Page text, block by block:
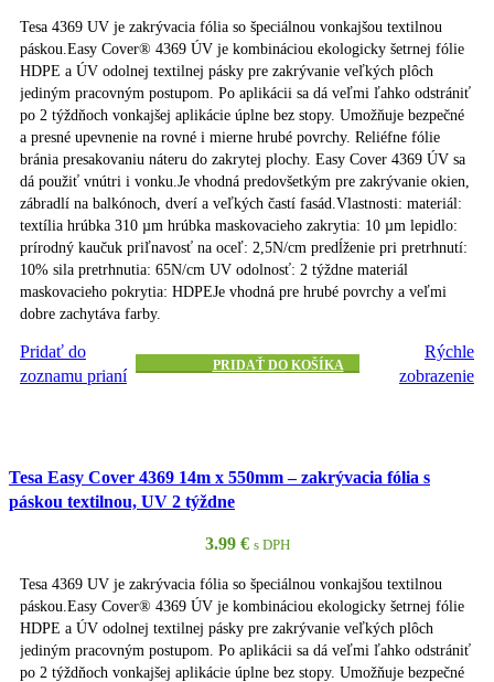
Tesa 4369 UV je zakrývacia fólia so špeciálnou vonkajšou textilnou
páskou.Easy Cover® 4369 ÚV je kombináciou ekologicky šetrnej fólie
HDPE a ÚV odolnej textilnej pásky pre zakrývanie veľkých plôch
jediným pracovným postupom. Po aplikácii sa dá veľmi ľahko odstrániť
po 2 týždňoch vonkajšej aplikácie úplne bez stopy. Umožňuje bezpečné
a presné upevnenie na rovné i mierne hrubé povrchy. Reliéfne fólie
bránia presakovaniu náteru do zakrytej plochy. Easy Cover 4369 ÚV sa
dá použiť vnútri i vonku.Je vhodná predovšetkým pre zakrývanie okien,
zábradlí na balkónoch, dverí a veľkých častí fasád.Vlastnosti: materiál:
textília hrúbka 310 µm hrúbka maskovacieho zakrytia: 10 µm lepidlo:
prírodný kaučuk priľnavosť na oceľ: 2,5N/cm predĺženie pri pretrhnutí:
10% sila pretrhnutia: 65N/cm UV odolnosť: 2 týždne materiál
maskovacieho pokrytia: HDPEJe vhodná pre hrubé povrchy a veľmi
dobre zachytáva farby.
Pridať do
zoznamu prianí
PRIDAŤ DO KOŠÍKA
Rýchle
zobrazenie
Tesa Easy Cover 4369 14m x 550mm – zakrývacia fólia s
páskou textilnou, UV 2 týždne
3.99 € s DPH
Tesa 4369 UV je zakrývacia fólia so špeciálnou vonkajšou textilnou
páskou.Easy Cover® 4369 ÚV je kombináciou ekologicky šetrnej fólie
HDPE a ÚV odolnej textilnej pásky pre zakrývanie veľkých plôch
jediným pracovným postupom. Po aplikácii sa dá veľmi ľahko odstrániť
po 2 týždňoch vonkajšej aplikácie úplne bez stopy. Umožňuje bezpečné